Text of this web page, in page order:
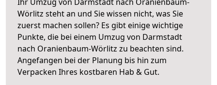
Wörlitz steht an und Sie wissen nicht, was Sie
zuerst machen sollen? Es gibt einige wichtige
Punkte, die bei einem Umzug von Darmstadt
nach Oranienbaum-Wörlitz zu beachten sind.
Angefangen bei der Planung bis hin zum
Verpacken Ihres kostbaren Hab & Gut.